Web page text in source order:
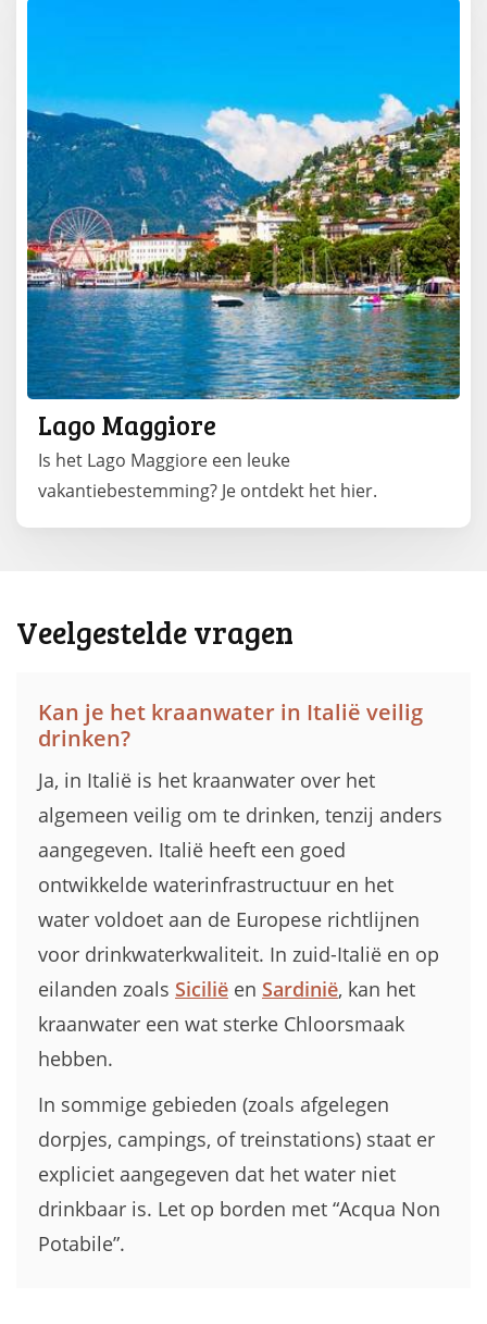
Lago Maggiore
Is het Lago Maggiore een leuke
vakantiebestemming? Je ontdekt het hier.
Veelgestelde vragen
Kan je het kraanwater in Italië veilig
drinken?
Ja, in Italië is het kraanwater over het
algemeen veilig om te drinken, tenzij anders
aangegeven. Italië heeft een goed
ontwikkelde waterinfrastructuur en het
water voldoet aan de Europese richtlijnen
voor drinkwaterkwaliteit. In zuid-Italië en op
eilanden zoals Sicilië en Sardinië, kan het
kraanwater een wat sterke Chloorsmaak
hebben.
In sommige gebieden (zoals afgelegen
dorpjes, campings, of treinstations) staat er
expliciet aangegeven dat het water niet
drinkbaar is. Let op borden met “Acqua Non
Potabile”.